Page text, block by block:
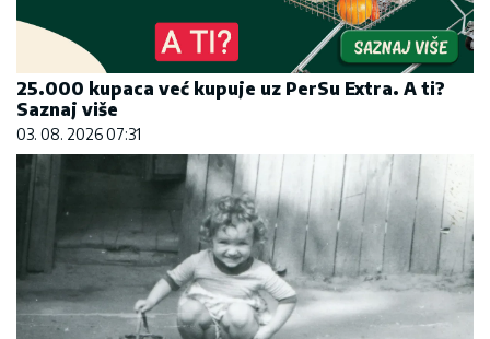
25.000 kupaca već kupuje uz PerSu Extra. A ti?
Saznaj više
03. 08. 2026 07:31